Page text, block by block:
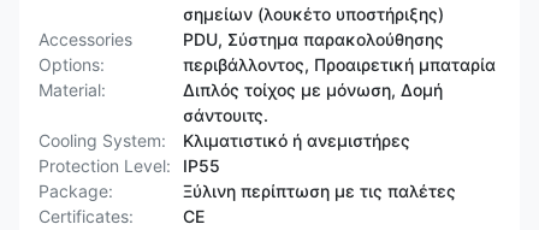
σημείων (λουκέτο υποστήριξης)
Accessories
Options:
PDU, Σύστημα παρακολούθησης
περιβάλλοντος, Προαιρετική μπαταρία
Material:
Διπλός τοίχος με μόνωση, Δομή
σάντουιτς.
Cooling System:
Κλιματιστικό ή ανεμιστήρες
Protection Level:
IP55
Package:
Ξύλινη περίπτωση με τις παλέτες
Certificates:
CE